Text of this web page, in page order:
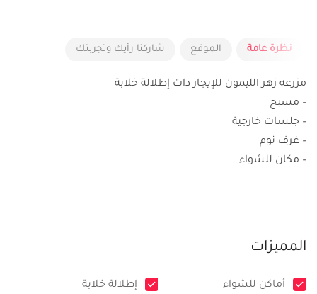
نظرة عامة الموقع شاركنا رأيك وتجربتك
مزرعه زهر الليمون للإيجار ذات إطلالة خلابة
– مسبح
– جلسات خارجية
– غرف نوم
– مكان للشواء
المميزات
أماكن للشواء إطلالة خلابة